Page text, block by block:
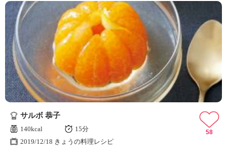
サルボ 恭子
140kcal
15分
2019/12/18 きょうの料理レシピ
58